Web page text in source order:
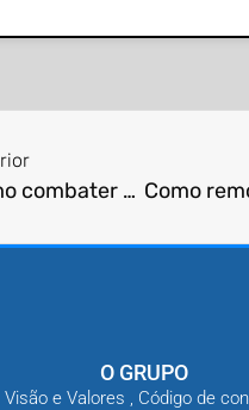
Como combater ratos em áreas urbanas?
O GRUPO
e Valores , Código de